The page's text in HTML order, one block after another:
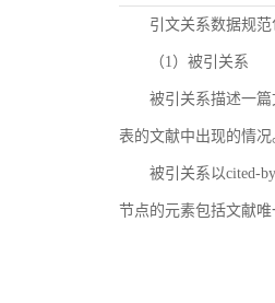
引文关系数据规
（1）被引关系
被引关系描述一
表的文献中出现的情况
被引关系以cited-
节点的元素包括文献